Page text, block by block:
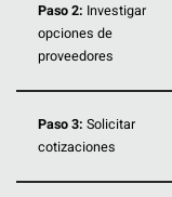
Paso 2: Investigar
opciones de
proveedores
Paso 3: Solicitar
cotizaciones